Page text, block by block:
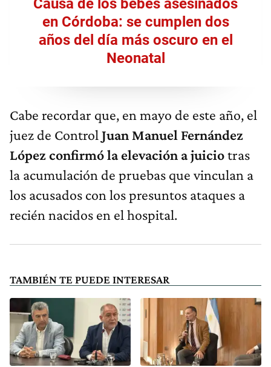
Causa de los bebés asesinados
en Córdoba: se cumplen dos
años del día más oscuro en el
Neonatal
Cabe recordar que, en mayo de este año, el
juez de Control Juan Manuel Fernández
López confirmó la elevación a juiciotras
la acumulación de pruebas que vinculan a
los acusados con los presuntos ataques a
recién nacidos en el hospital.
TAMBIÉN TE PUEDE INTERESAR